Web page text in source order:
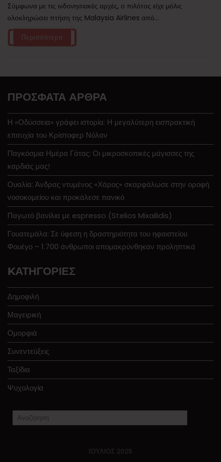
Σύμφωνα με τις ινδονησιακές αρχές, ο πιλότος είχε μόλις
ολοκληρώσει πτήση της Malaysia Airlines από...
Περισσότερα
ΠΡΌΣΦΑΤΑ ΆΡΘΡΑ
Η «Οδύσσεια» γράφει ιστορία: Η μεγαλύτερη εισπρακτική
επιτυχία του Κρίστοφερ Νόλαν
Παγκόσμια Ημέρα Γάτας: Οι μικροσκοπικές μάγισσες της
καρδιάς μας!
Ουαλία: Άνδρας ντυμένος «Χάρος» σκαρφάλωσε στην οροφή
νοσοκομείου και προκάλεσε πανικό
Παγωτό βανίλια με espresso (Stelios Mixailidis)
Γουατεμάλα: Σε ύφεση η δραστηριότητα του ηφαιστείου
Φουέγο – 1.700 άνθρωποι απομακρύνθηκαν προληπτικά
KΑΤΗΓΟΡΊΕΣ
Δημοφιλή
Μαγειρική
Ομορφιά
Συνεντεύξεις
Ταξίδια
Ψυχολογία
ΙΟΎΛΙΟΣ 2025